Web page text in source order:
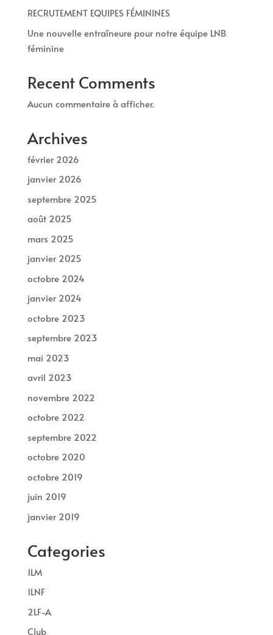
RECRUTEMENT EQUIPES FÉMININES
Une nouvelle entraîneure pour notre équipe LNB
féminine
Recent Comments
Aucun commentaire à afficher.
Archives
février 2026
janvier 2026
septembre 2025
août 2025
mars 2025
janvier 2025
octobre 2024
janvier 2024
octobre 2023
septembre 2023
mai 2023
avril 2023
novembre 2022
octobre 2022
septembre 2022
octobre 2020
octobre 2019
juin 2019
janvier 2019
Categories
1LM
1LNF
2LF-A
Club